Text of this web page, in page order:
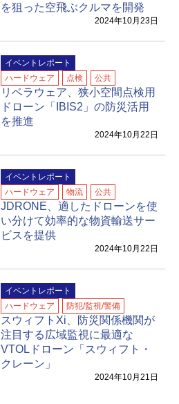
を狙った空飛ぶクルマを開発
2024年10月23日
イベントレポート
ハードウェア
点検 公共
リベラウェア、狭小空間点検用
ドローン「IBIS2」の防災活用
を推進
2024年10月22日
イベントレポート
ハードウェア
物流 公共
JDRONE、適したドローンを使
い分けて効率的な物資輸送サー
ビスを提供
2024年10月22日
イベントレポート
ハードウェア
防犯/監視/警備
スウィフトXi、防災関係機関が
注目する広域監視に最適な
VTOLドローン「スウィフト・
クレーン」
2024年10月21日